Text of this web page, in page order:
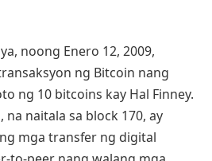
noong Enero 12, 2009,
ng Bitcoin nang
ng 10 bitcoins kay Hal Finney.
naitala sa block 170, ay
mga transfer ng digital